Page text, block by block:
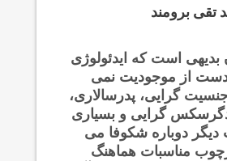
تقی برومند
بدیهی است که ایدئولوژی
از موجودیت نمی
گرایی، پدرسالاری،
گرایی و بسیاری
دوباره شکوفا می
مناسبات هماهنگ